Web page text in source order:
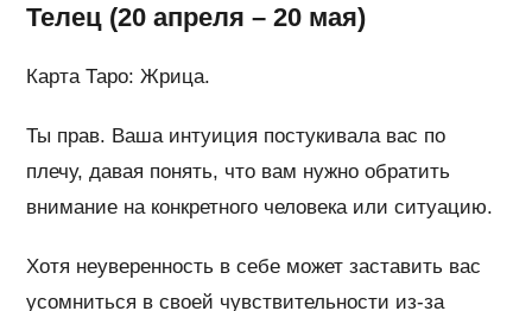
Телец (20 апреля – 20 мая)
Карта Таро: Жрица.
Ты прав. Ваша интуиция постукивала вас по
плечу, давая понять, что вам нужно обратить
внимание на конкретного человека или ситуацию.
Хотя неуверенность в себе может заставить вас
усомниться в своей чувствительности из-за